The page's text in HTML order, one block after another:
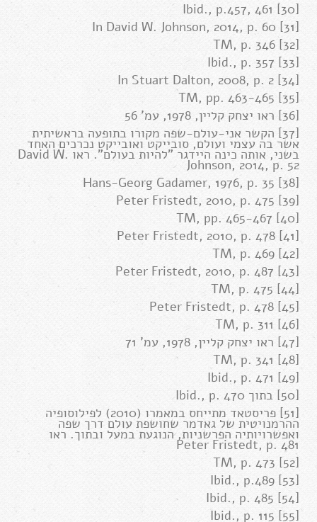
[37] הקשר אני-עולם-שפה מקורו בתופעה בראשיתית
אשר בה עצמי ועולם, סובייקט ואובייקט נכרכים האחד
בשני, אותה כינה היידגר "להיות בעולם". ראו David W.
Johnson, 2014, p. 52
[51] פריסטאד מתייחס במאמרו (2010) לפילוסופיה
ההרמנויטית של גאדמר שחושפת עולם דרך שפה
ואפשרויותיה הפרשניות, הנוגעת במעל ובתוך. ראו
Peter Fristedt, p. 481